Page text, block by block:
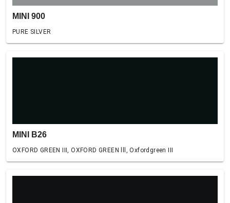
MINI 900
PURE SILVER
MINI B26
OXFORD GREEN III, OXFORD GREEN lll, Oxfordgreen III